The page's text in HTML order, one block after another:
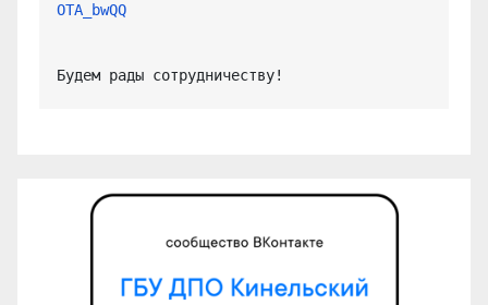
OTA_bwQQ
Будем рады сотрудничеству!